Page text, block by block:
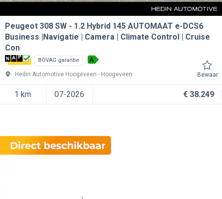
Peugeot 308 SW
1.2 Hybrid 145 AUTOMAAT e-DCS6
Business |Navigatie | Camera | Climate Control | Cruise
Con
BOVAG garantie A
Hedin Automotive Hoogeveen Hoogeveen Bewaar
1 km 07-2026 € 38.249